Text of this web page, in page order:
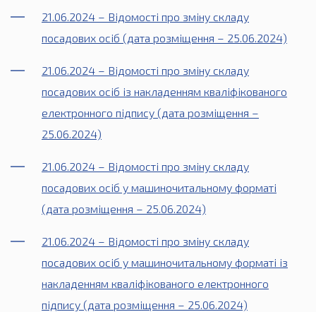
21.06.2024 – Відомості про зміну складу
посадових осіб (дата розміщення – 25.06.2024)
21.06.2024 – Відомості про зміну складу
посадових осіб із накладенням кваліфікованого
електронного підпису (дата розміщення –
25.06.2024)
21.06.2024 – Відомості про зміну складу
посадових осіб у машиночитальному форматі
(дата розміщення – 25.06.2024)
21.06.2024 – Відомості про зміну складу
посадових осіб у машиночитальному форматі із
накладенням кваліфікованого електронного
підпису (дата розміщення – 25.06.2024)